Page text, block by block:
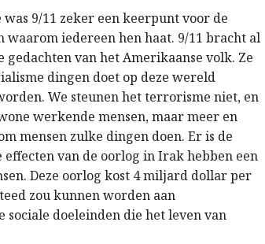
9/11 zeker een keerpunt voor de
iedereen hen haat. 9/11 bracht al
van het Amerikaanse volk. Ze
dingen doet op deze wereld
We steunen het terrorisme niet, en
werkende mensen, maar meer en
mensen zulke dingen doen. Er is de
van de oorlog in Irak hebben een
Deze oorlog kost 4 miljard dollar per
zou kunnen worden aan
doeleinden die het leven van